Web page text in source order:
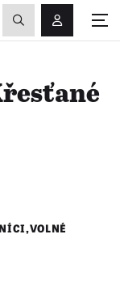
Přihlášení/
Zobrazit
vyhledávání
,VOLNÉ